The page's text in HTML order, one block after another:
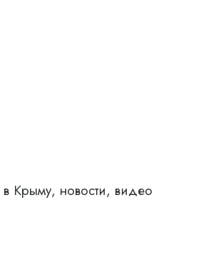
Крыму, новости, видео